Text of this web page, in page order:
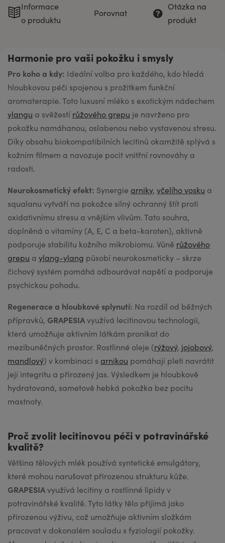
Informace
o produktu
Porovnat
Otázka na
produkt
Harmonie pro vaši pokožku i smysly
Pro koho a kdy: Ideální volba pro každého, kdo hledá
hloubkovou péči spojenou s prožitkem funkční
aromaterapie. Toto luxusní mléko s exotickým nádechem
ylangu a svěžestí růžového grepu je navrženo pro
pokožku namáhanou, oslabenou nebo vystavenou stresu.
Díky obsahu biokompatibilních lecitinů okamžitě splývá s
kožním filmem a navozuje pocit vnitřní rovnováhy a
radosti.
Neurokosmetický efekt: Synergie arniky, včelího vosku a
squalanu vytváří na pokožce silný ochranný štít proti
oxidativnímu stresu a vnějším vlivům. Tato souhra,
doplněná o vitamíny (A, E, C a beta-karoten), aktivně
podporuje stabilitu kožního mikrobiomu. Vůně růžového
grepu a ylang-ylang působí neurokosmeticky – skrze
čichový systém pomáhá odbourávat napětí a podporuje
psychickou pohodu.
Regenerace a hloubkové splynutí: Na rozdíl od běžných
přípravků, GRAPESIAvyužívá lecitinovou technologii,
která umožňuje aktivním látkám pronikat do
mezibuněčných prostor. Rostlinné oleje (rýžový, jojobový,
mandlový) v kombinaci s arnikou pomáhají pleti navrátit
její integritu a přirozený jas. Výsledkem je hloubkově
hydratovaná, sametově hebká pokožka bez pocitu
mastnoty.
Proč zvolit lecitinovou péči v potravinářské
kvalitě?
Většina tělových mlék používá syntetické emulgátory,
které mohou narušovat přirozenou strukturu kůže.
GRAPESIAvyužívá lecitiny a rostlinné lipidy v
potravinářské kvalitě. Tyto látky tělo přijímá jako
přirozenou výživu, což umožňuje aktivním složkám
pracovat v dokonalém souladu s fyziologií pokožky.